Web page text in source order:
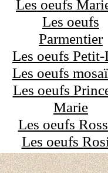
Les oeufs
Les oeufs
Parmentier
Les oeufs
Les oeufs
Les oeufs
Marie
Les oeufs
Les oeufs